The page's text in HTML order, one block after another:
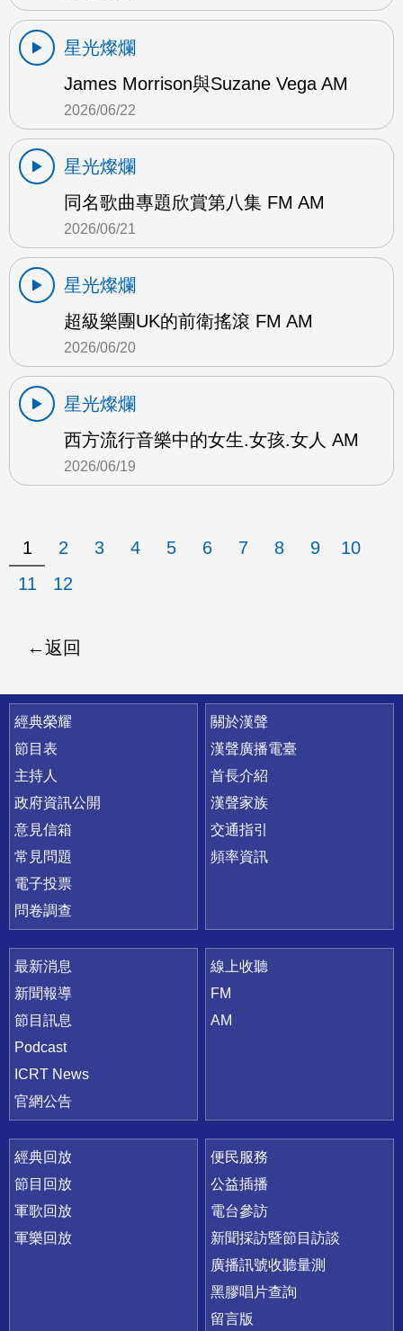
星光燦爛
James Morrison與Suzane Vega AM
2026/06/22
星光燦爛
同名歌曲專題欣賞第八集 FM AM
2026/06/21
星光燦爛
超級樂團UK的前衛搖滾 FM AM
2026/06/20
星光燦爛
西方流行音樂中的女生.女孩.女人 AM
2026/06/19
1 2 3 4 5 6 7 8 9
10
11
12
返回
快速連結
經典榮耀
節目表
主持人
政府資訊公開
意見信箱
常見問題
電子投票
問卷調查
關於漢聲
漢聲廣播電臺
首長介紹
漢聲家族
交通指引
頻率資訊
最新消息
新聞報導
節目訊息
Podcast
ICRT News
官網公告
線上收聽
FM
AM
經典回放
節目回放
軍歌回放
軍樂回放
便民服務
公益插播
電台參訪
新聞採訪暨節目訪談
廣播訊號收聽量測
黑膠唱片查詢
留言版